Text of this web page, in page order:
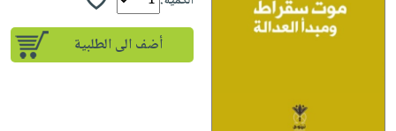
إختياراتنا
iKitab
أسئلة
المواضيع
إختياراتنا
تعليمية
أضف الى الطلبية